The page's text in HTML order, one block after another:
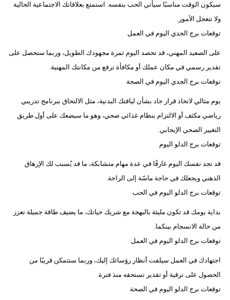
سيكون الوقت مناسبًا سيأتي الحب بنفسه. استمتع بعلاقاتك الاجتماعية الحالية
ولا تتعجل الأمور.
توقعات برج الجدي اليوم في العمل
على الصعيد المهني، قد تحصد اليوم ثمرة مجهودك الطويل، وربما ستحصل على
تقدير رسمي في مكان عملك أو مكافأة ترفع من مكانتك المهنية.
توقعات برج الجدي اليوم في الصحة
يوم مثالي لاتخاذ قرار جاد بشأن لياقتك البدنية، مثل الالتحاق ببرنامج تدريبي
رياضي مكثف أو الالتزام بنظام غذائي صحي، وهو ما سيضعك على أول طريق
التغيير الصحي الإيجابي.
توقعات برج الدلو اليوم
قد تجد نفسك اليوم غارقًا في عدة مهام متشابكة، ما قد يُسبب لك الإرهاق
الذهني ويجعلك في حاجة ماسّة إلى الراحة.
توقعات برج الدلو اليوم في الحب
بداية يومك قد تكون مليئة بالبهجة مع شريك حياتك، ما يضيف طاقة جميلة تعزز
من حالة الانسجام بينكما.
توقعات برج الدلو اليوم في العمل
اجتهادك في العمل سيلفت أنظار رؤسائك إليك، وربما ستتمكن قريبًا من
الحصول على ترقية أو تقدير تستحقه منذ فترة.
توقعات برج الدلو اليوم في الصحة